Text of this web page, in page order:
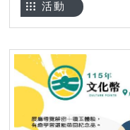
活動